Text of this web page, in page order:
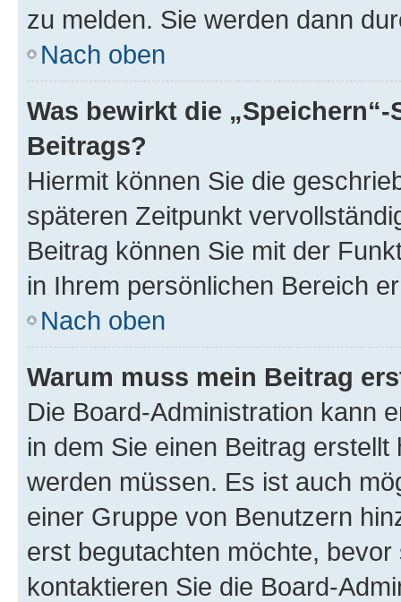
zu melden. Sie werden dann
Nach oben
Was bewirkt die
Beitrags?
Hiermit können Sie die
späteren Zeitpunkt
Beitrag können Sie mit der
in Ihrem persönlichen Bereich
Nach oben
Warum muss mein Beitrag
Die Board-Administration kann
in dem Sie einen Beitrag
werden müssen. Es ist auch
einer Gruppe von Benutzern
erst begutachten möchte,
kontaktieren Sie die Board-